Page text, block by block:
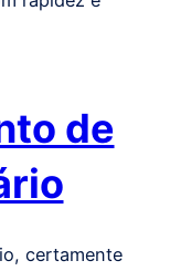
de
certamente